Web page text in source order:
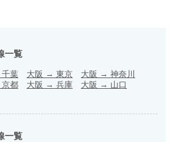
一覧
千葉 大阪 → 東京 大阪 → 神奈川
京都 大阪 → 兵庫 大阪 → 山口
一覧